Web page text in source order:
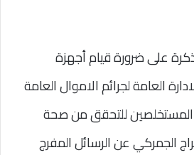
على ضرورة قيام أجهزة
العامة لجرائم الاموال العامة
للتحقق من صحة
الجمركي عن الرسائل المفرج